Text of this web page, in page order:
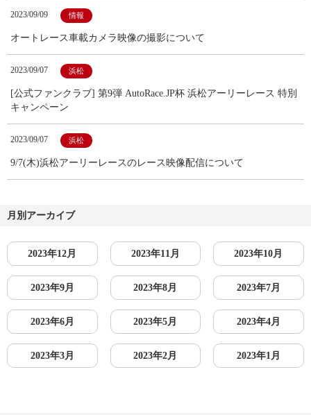
2023/09/09 情報
オートレース車載カメラ映像の撮影について
2023/09/07 浜松
[公式ファンクラブ] 第9弾 AutoRace.JP杯 浜松アーリーレース 特別
キャンペーン
2023/09/07 浜松
9/7(木)浜松アーリーレースのレース映像配信について
月別アーカイブ
2023年12月 2023年11月 2023年10月
2023年9月 2023年8月 2023年7月
2023年6月 2023年5月 2023年4月
2023年3月 2023年2月 2023年1月